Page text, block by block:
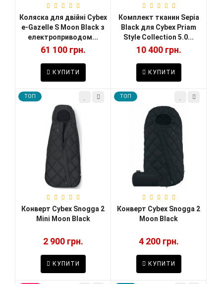
Коляска для двійні Cybex
e-Gazelle S Moon Black з
електроприводом...
61 100 грн.
КУПИТИ
Комплект тканин Sepia
Black для Cybex Priam
Style Collection 5.0...
10 400 грн.
КУПИТИ
TOП
Конверт Cybex Snogga 2
Mini Moon Black
2 900 грн.
КУПИТИ
TOП
Конверт Cybex Snogga 2
Moon Black
4 200 грн.
КУПИТИ